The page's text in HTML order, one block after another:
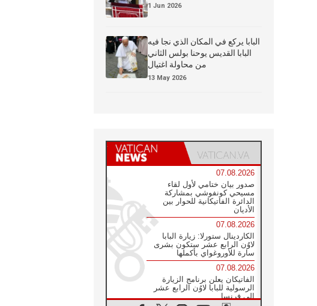
1 Jun 2026
البابا يركع في المكان الذي نجا فيه
البابا القديس يوحنا بولس الثاني
من محاولة اغتيال
13 May 2026
07.08.2026
صدور بيان ختامي لأول لقاء
مسيحي كونفوشي بمشاركة
الدائرة الفاتيكانية للحوار بين
الأديان
07.08.2026
الكاردينال ستورلا: زيارة البابا
لاوُن الرابع عشر ستكون بشرى
سارة للأوروغواي بأكملها
07.08.2026
الفاتيكان يعلن برنامج الزيارة
الرسولية للبابا لاوُن الرابع عشر
إلى فرنسا